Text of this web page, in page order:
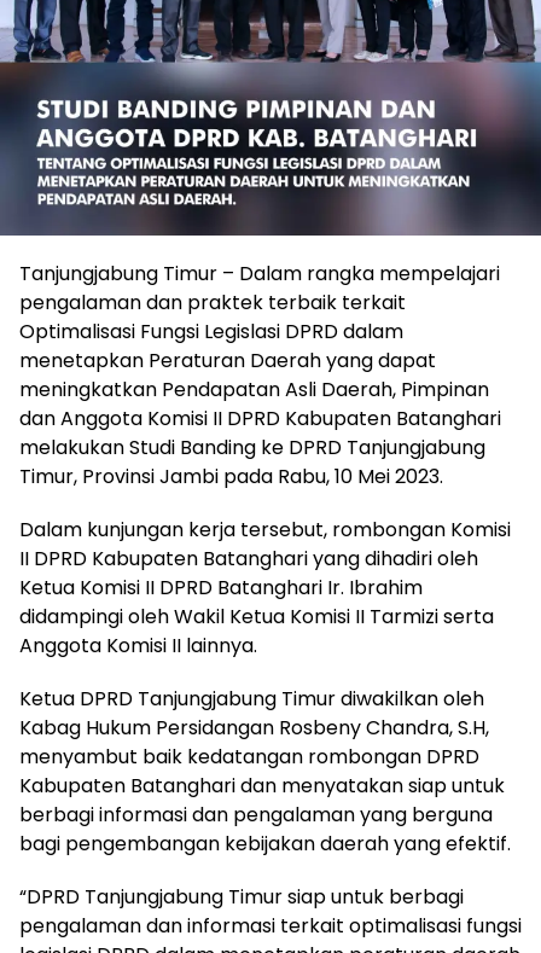
Tanjungjabung Timur – Dalam rangka mempelajari
pengalaman dan praktek terbaik terkait
Optimalisasi Fungsi Legislasi DPRD dalam
menetapkan Peraturan Daerah yang dapat
meningkatkan Pendapatan Asli Daerah, Pimpinan
dan Anggota Komisi II DPRD Kabupaten Batanghari
melakukan Studi Banding ke DPRD Tanjungjabung
Timur, Provinsi Jambi pada Rabu, 10 Mei 2023.
Dalam kunjungan kerja tersebut, rombongan Komisi
II DPRD Kabupaten Batanghari yang dihadiri oleh
Ketua Komisi II DPRD Batanghari Ir. Ibrahim
didampingi oleh Wakil Ketua Komisi II Tarmizi serta
Anggota Komisi II lainnya.
Ketua DPRD Tanjungjabung Timur diwakilkan oleh
Kabag Hukum Persidangan Rosbeny Chandra, S.H,
menyambut baik kedatangan rombongan DPRD
Kabupaten Batanghari dan menyatakan siap untuk
berbagi informasi dan pengalaman yang berguna
bagi pengembangan kebijakan daerah yang efektif.
“DPRD Tanjungjabung Timur siap untuk berbagi
pengalaman dan informasi terkait optimalisasi fungsi